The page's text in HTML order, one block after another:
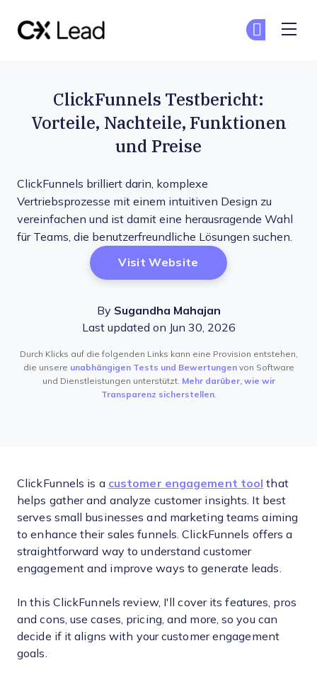
ClickFunnels Testbericht:
Vorteile, Nachteile, Funktionen
und Preise
ClickFunnels brilliert darin, komplexe
Vertriebsprozesse mit einem intuitiven Design zu
vereinfachen und ist damit eine herausragende Wahl
für Teams, die benutzerfreundliche Lösungen suchen.
Visit Website Opens New Window
By Sugandha Mahajan
Last updated on Jun 30, 2026
Durch Klicks auf die folgenden Links kann eine Provision entstehen,
die unsere unabhängigen Tests und Bewertungenvon Software
und Dienstleistungen unterstützt. Mehr darüber, wie wir
Transparenz sicherstellen.
ClickFunnels is a customer engagement tool that
helps gather and analyze customer insights. It best
serves small businesses and marketing teams aiming
to enhance their sales funnels. ClickFunnels offers a
straightforward way to understand customer
engagement and improve ways to generate leads.
In this ClickFunnels review, I'll cover its features, pros
and cons, use cases, pricing, and more, so you can
decide if it aligns with your customer engagement
goals.